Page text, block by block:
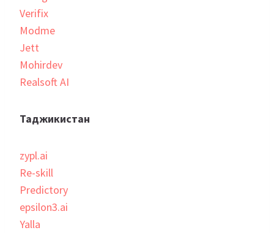
Verifix
Modme
Jett
Mohirdev
Realsoft AI
Таджикистан
zypl.ai
Re-skill
Predictory
epsilon3.ai
Yalla